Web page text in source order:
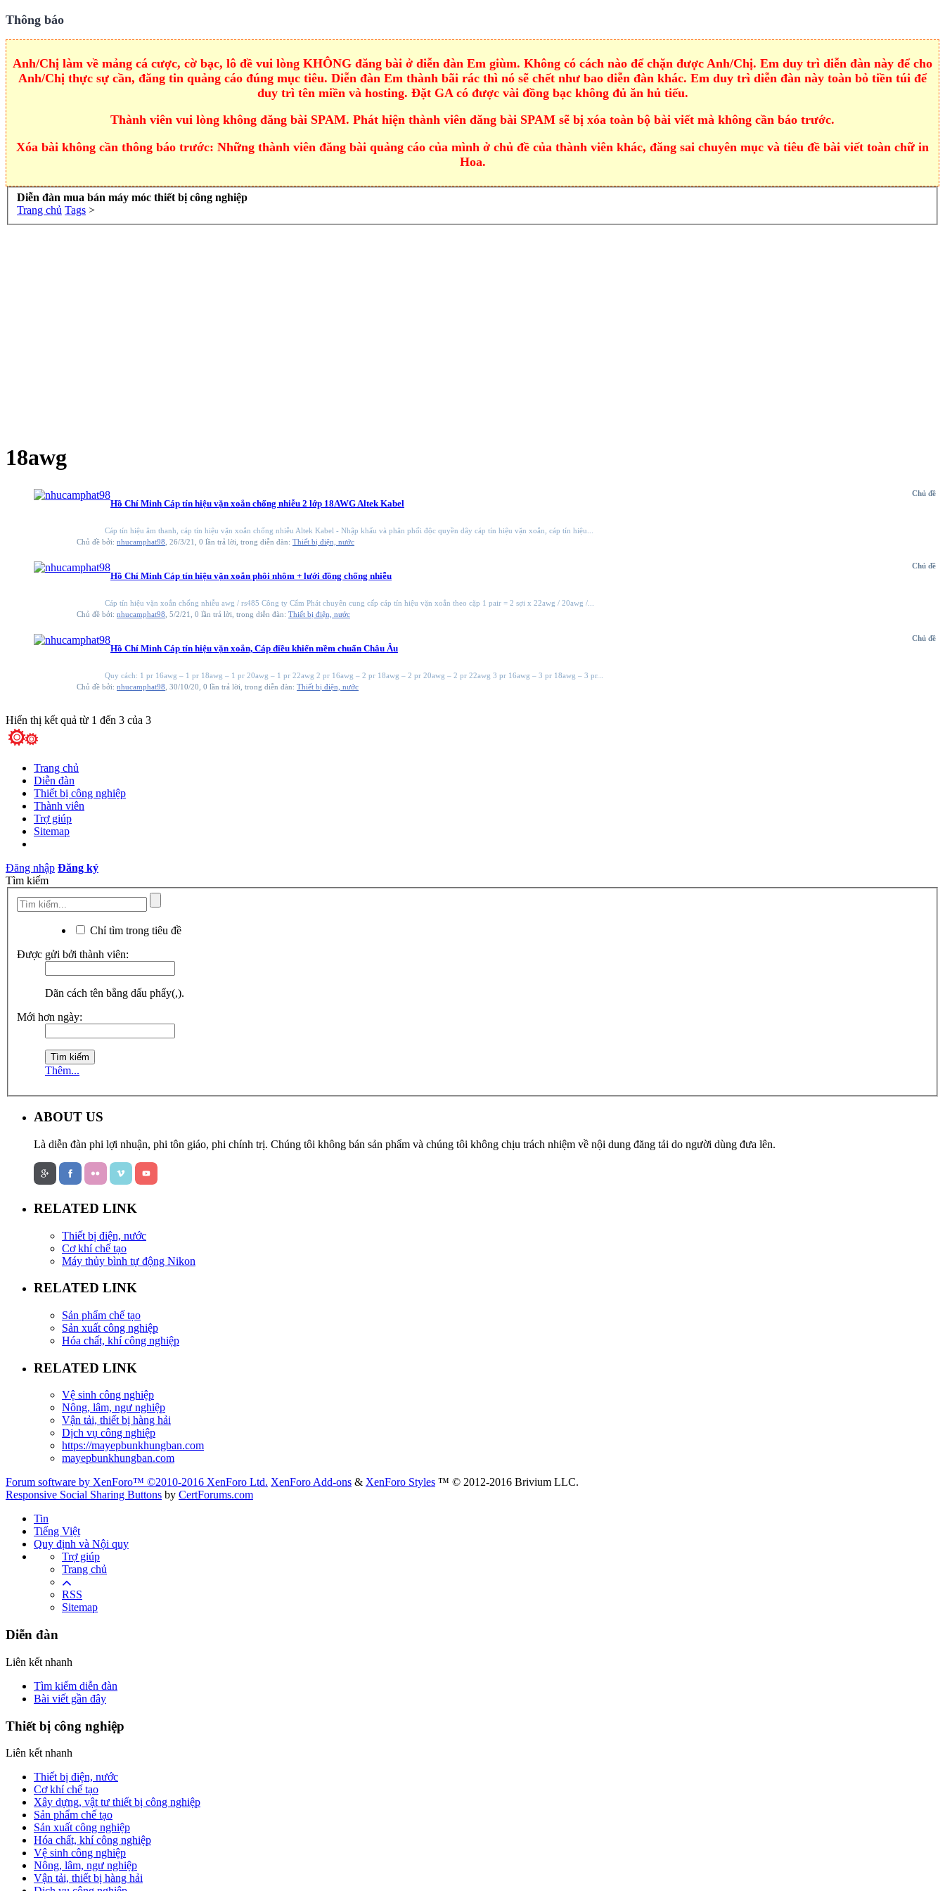
Thông báo
Anh/Chị làm về mảng cá cược, cờ bạc, lô đề vui lòng KHÔNG đăng bài ở diễn đàn Em giùm. Không có cách nào để chặn được Anh/Chị. Em duy trì diễn đàn này để cho
Anh/Chị thực sự cần, đăng tin quảng cáo đúng mục tiêu. Diễn đàn Em thành bãi rác thì nó sẽ chết như bao diễn đàn khác. Em duy trì diễn đàn này toàn bỏ tiền túi để
duy trì tên miền và hosting. Đặt GA có được vài đồng bạc không đủ ăn hủ tiếu.
Thành viên vui lòng không đăng bài SPAM. Phát hiện thành viên đăng bài SPAM sẽ bị xóa toàn bộ bài viết mà không cần báo trước.
Xóa bài không cần thông báo trước: Những thành viên đăng bài quảng cáo của mình ở chủ đề của thành viên khác, đăng sai chuyên mục và tiêu đề bài viết toàn chữ in
Hoa.
Diễn đàn mua bán máy móc thiết bị công nghiệp
Trang chủ Tags >
18awg
Chủ đề
Hồ Chí Minh Cáp tín hiệu vặn xoắn chống nhiễu 2 lớp 18AWG Altek Kabel
Cáp tín hiệu âm thanh, cáp tín hiệu vặn xoắn chống nhiễu Altek Kabel - Nhập khẩu và phân phối độc quyền dây cáp tín hiệu vặn xoắn, cáp tín hiệu...
Chủ đề bởi: nhucamphat98 26/3/21 , 0 lần trả lời, trong diễn đàn: Thiết bị điện, nước
Chủ đề
Hồ Chí Minh Cáp tín hiệu vặn xoắn phôi nhôm + lưới đồng chống nhiễu
Cáp tín hiệu vặn xoắn chống nhiễu awg / rs485 Công ty Cẩm Phát chuyên cung cấp cáp tín hiệu vặn xoắn theo cặp 1 pair = 2 sợi x 22awg / 20awg /...
Chủ đề bởi: nhucamphat98 5/2/21 , 0 lần trả lời, trong diễn đàn: Thiết bị điện, nước
Chủ đề
Hồ Chí Minh Cáp tín hiệu vặn xoắn, Cáp điều khiển mềm chuẩn Châu Âu
Quy cách: 1 pr 16awg – 1 pr 18awg – 1 pr 20awg – 1 pr 22awg 2 pr 16awg – 2 pr 18awg – 2 pr 20awg – 2 pr 22awg 3 pr 16awg – 3 pr 18awg – 3 pr...
Chủ đề bởi: nhucamphat98 30/10/20 , 0 lần trả lời, trong diễn đàn: Thiết bị điện, nước
Hiển thị kết quả từ 1 đến 3 của 3
Trang chủ
Diễn đàn
Thiết bị công nghiệp
Thành viên
Trợ giúp
Sitemap
Đăng nhập Đăng ký
Tìm kiếm
Chỉ tìm trong tiêu đề
Được gửi bởi thành viên:
Dãn cách tên bằng dấu phẩy(,).
Mới hơn ngày:
Thêm...
ABOUT US
Là diễn đàn phi lợi nhuận, phi tôn giáo, phi chính trị. Chúng tôi không bán sản phẩm và chúng tôi không chịu trách nhiệm về nội dung đăng tải do người dùng đưa lên.
RELATED LINK
Thiết bị điện, nước
Cơ khí chế tạo
Máy thủy bình tự động Nikon
RELATED LINK
Sản phẩm chế tạo
Sản xuất công nghiệp
Hóa chất, khí công nghiệp
RELATED LINK
Vệ sinh công nghiệp
Nông, lâm, ngư nghiệp
Vận tải, thiết bị hàng hải
Dịch vụ công nghiệp
https://mayepbunkhungban.com
mayepbunkhungban.com
Forum software by XenForo™ ©2010-2016 XenForo Ltd. XenForo Add-ons & XenForo Styles ™ © 2012-2016 Brivium LLC.
Responsive Social Sharing Buttons by CertForums.com
Tin
Tiếng Việt
Quy định và Nội quy
Trợ giúp
Trang chủ
RSS
Sitemap
Diễn đàn
Liên kết nhanh
Tìm kiếm diễn đàn
Bài viết gần đây
Thiết bị công nghiệp
Liên kết nhanh
Thiết bị điện, nước
Cơ khí chế tạo
Xây dựng, vật tư thiết bị công nghiệp
Sản phẩm chế tạo
Sản xuất công nghiệp
Hóa chất, khí công nghiệp
Vệ sinh công nghiệp
Nông, lâm, ngư nghiệp
Vận tải, thiết bị hàng hải